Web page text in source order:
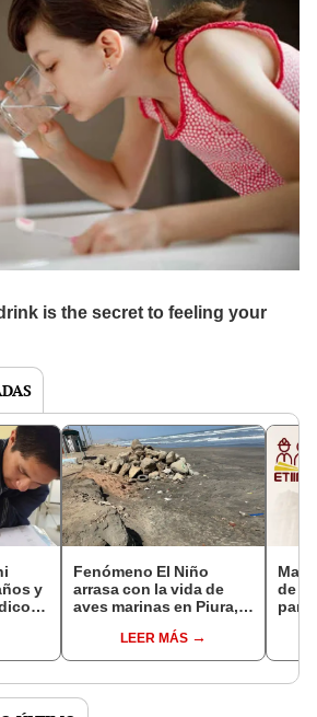
y
Fenómeno El Niño
arrasa con la vida de
aves marinas en Piura,
LEER MÁS
de